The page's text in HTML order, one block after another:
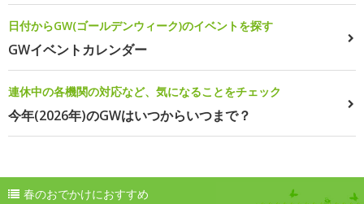
日付からGW(ゴールデンウィーク)のイベントを探す
GWイベントカレンダー
連休中の各機関の対応など、気になることをチェック
今年(2026年)のGWはいつからいつまで？
春のおでかけにおすすめ